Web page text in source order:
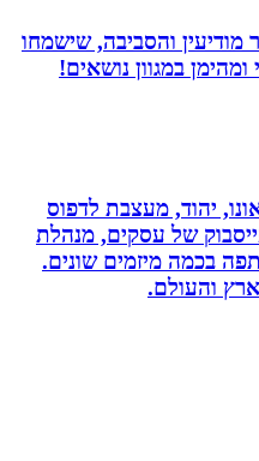
והסביבה, שישמחו
במגוון נושאים!
יהוד, מעצבת לדפוס
של עסקים, מנהלת
מיזמים שונים.